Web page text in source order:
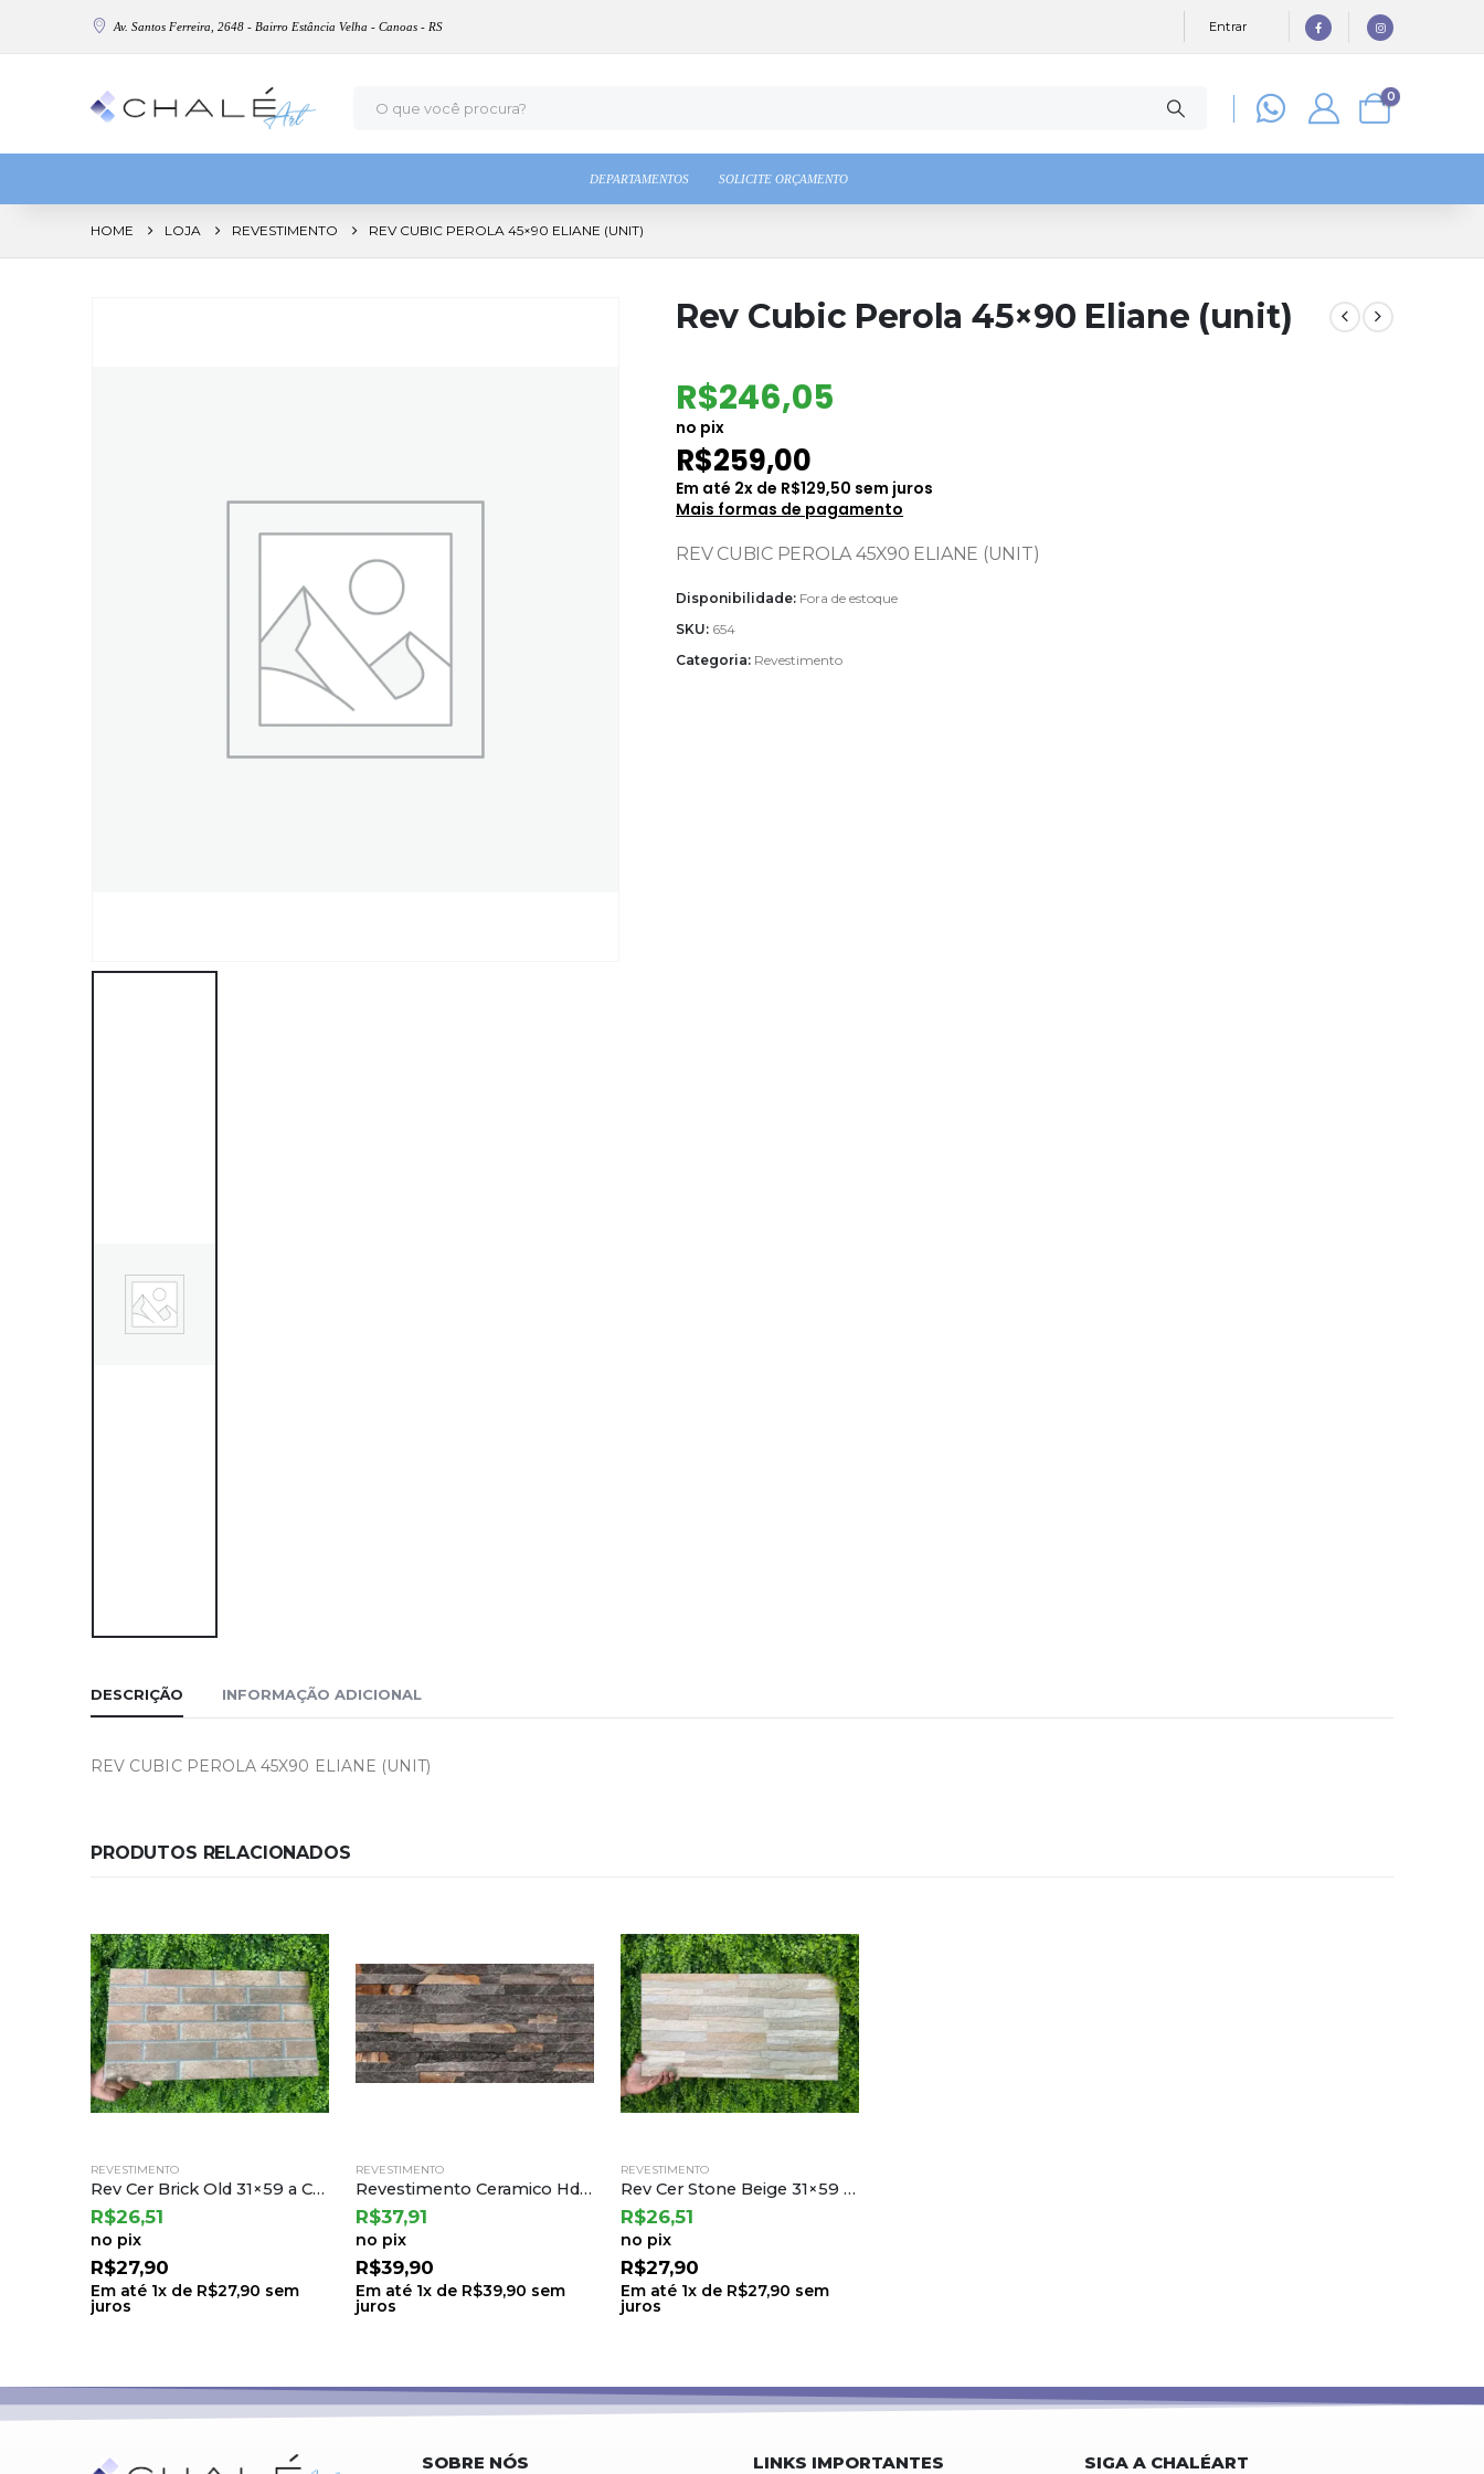
Av. Santos Ferreira, 2648 - Bairro Estância Velha - Canoas - RS Entrar
0
DEPARTAMENTOS SOLICITE ORÇAMENTO
HOME LOJA REVESTIMENTO REV CUBIC PEROLA 45×90 ELIANE (UNIT)
Rev Cubic Perola 45×90 Eliane (unit)
R$246,05
no pix
R$259,00
Em até 2x de R$129,50 sem juros
Mais formas de pagamento
REV CUBIC PEROLA 45X90 ELIANE (UNIT)
Disponibilidade: Fora de estoque
SKU: 654
Categoria: Revestimento
DESCRIÇÃO INFORMAÇÃO ADICIONAL
REV CUBIC PEROLA 45X90 ELIANE (UNIT)
PRODUTOS RELACIONADOS
REVESTIMENTO
Rev Cer Brick Old 31×59 a Cejatel (2,19) Ton.33 B.8 Lt.33
R$26,51
no pix
R$27,90
Em até 1x de R$27,90 sem
juros
REVESTIMENTO
Revestimento Ceramico Hdm 37310r Ret 35×70 a Incefra
R$37,91
no pix
R$39,90
Em até 1x de R$39,90 sem
juros
REVESTIMENTO
Rev Cer Stone Beige 31×59 a Cejatel (2,19) Ton.23 B.6 Lt.23
R$26,51
no pix
R$27,90
Em até 1x de R$27,90 sem
juros
SOBRE NÓS LINKS IMPORTANTES SIGA A CHALÉART